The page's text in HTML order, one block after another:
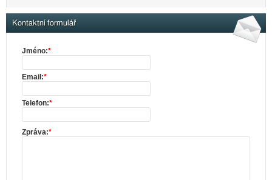
Kontaktní formulář
Jméno:*
Email:*
Telefon:*
Zpráva:*